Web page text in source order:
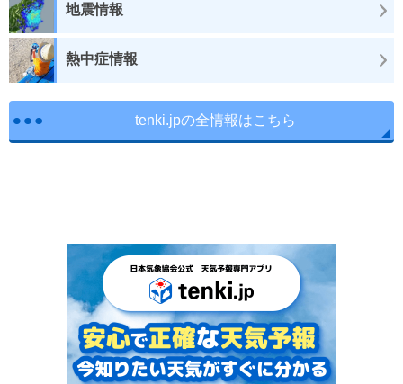
地震情報
熱中症情報
tenki.jpの全情報はこちら